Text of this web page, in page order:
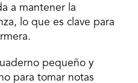
a mantener la
lo que es clave para
pequeño y
para tomar notas